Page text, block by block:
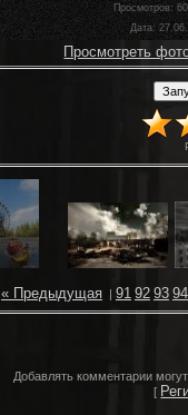
Просмотров:
Дата:
Просмотреть
« Предыдущая| 91 92 93 94
Добавлять комментарии
[